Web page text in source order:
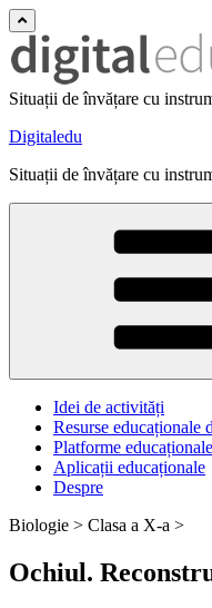
Situații de învățare cu
Digitaledu
Situații de învățare cu
Idei de activități
Resurse educaționale
Platforme educaționale
Aplicații educaționale
Despre
Biologie > Clasa a X-a >
Ochiul.